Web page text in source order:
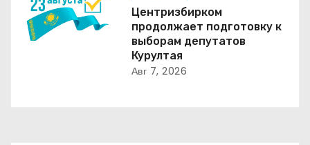
о
з
Центризбирком
продолжает подготовку к
выборам депутатов
Курултая
Авг 7, 2026